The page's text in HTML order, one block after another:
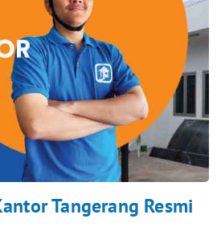
Tangerang Resmi